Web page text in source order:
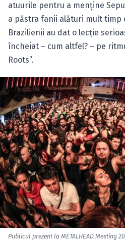
atuurile pentru a menţine
a păstra fanii alături mult timp
Brazilienii au dat o lecţie
încheiat – cum altfel? – pe
Roots”.
Publicul prezent la METALHEAD Meeting